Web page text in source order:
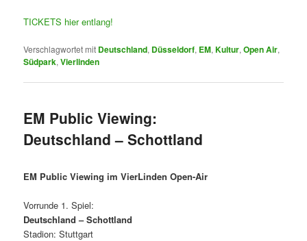
TICKETS hier entlang!
Verschlagwortet mit Deutschland, Düsseldorf, EM,Kultur,Open Air,
Südpark,Vierlinden
EM Public Viewing:
Deutschland – Schottland
EM Public Viewing im VierLinden Open-Air
Vorrunde 1. Spiel:
Deutschland – Schottland
Stadion: Stuttgart